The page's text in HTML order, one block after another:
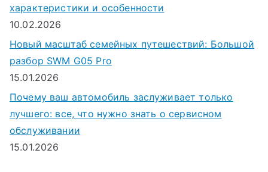
характеристики и особенности
10.02.2026
Новый масштаб семейных путешествий: Большой
разбор SWM G05 Pro
15.01.2026
Почему ваш автомобиль заслуживает только
лучшего: все, что нужно знать о сервисном
обслуживании
15.01.2026